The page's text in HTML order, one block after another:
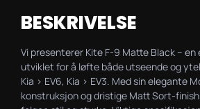
BESKRIVELSE
Vi presenterer Kite F-9 Matte Black – en
utviklet for å løfte både utseende og
Kia > EV6, Kia > EV3. Med sin elegante
konstruksjon og dristige Matt Sort-